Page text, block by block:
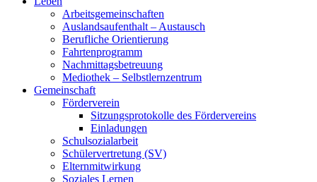
Arbeitsgemeinschaften
Auslandsaufenthalt – Austausch
Berufliche Orientierung
Fahrtenprogramm
Nachmittagsbetreuung
Mediothek – Selbstlernzentrum
Gemeinschaft
Förderverein
Sitzungsprotokolle des Fördervereins
Einladungen
Schulsozialarbeit
Schülervertretung (SV)
Elternmitwirkung
Soziales Lernen